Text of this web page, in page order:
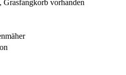
Grasfangkorb vorhanden